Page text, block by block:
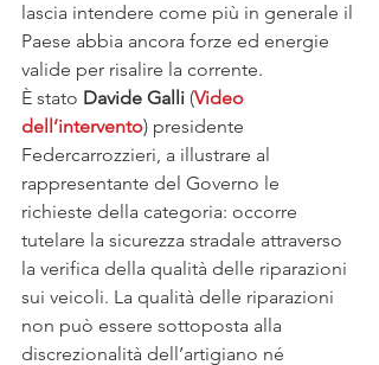
lascia intendere come più in generale il
Paese abbia ancora forze ed energie
valide per risalire la corrente.
È stato Davide Galli (Video
dell’intervento) presidente
Federcarrozzieri, a illustrare al
rappresentante del Governo le
richieste della categoria: occorre
tutelare la sicurezza stradale attraverso
la verifica della qualità delle riparazioni
sui veicoli. La qualità delle riparazioni
non può essere sottoposta alla
discrezionalità dell’artigiano né